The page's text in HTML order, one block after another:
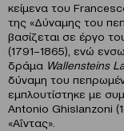
κείμενα του
της «Δύναμης του
βασίζεται σε έργο
(1791–1865), ενώ
δράμα Wallensteins
δύναμη του
εμπλουτίστηκε με
Antonio Ghislanzoni
«Αΐντας».